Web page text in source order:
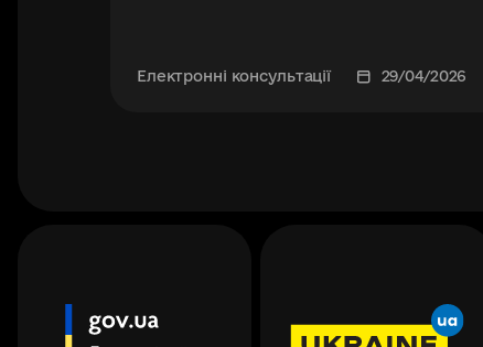
Електронні консультації 29/04/2026